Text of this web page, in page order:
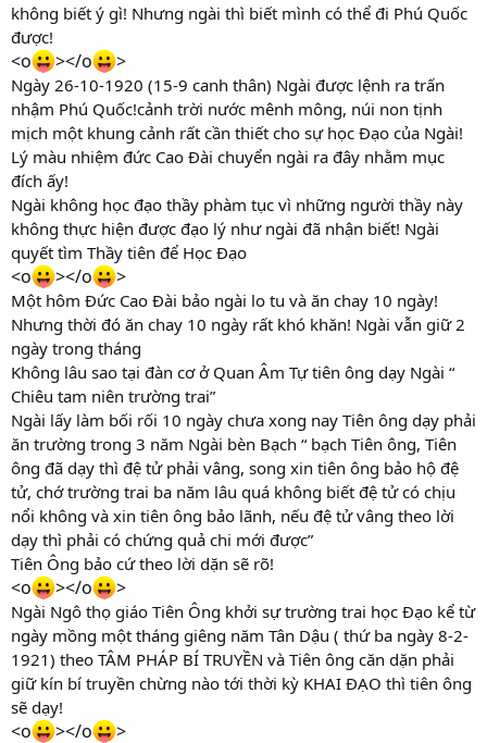
không biết ý gì! Nhưng ngài thì biết mình có thể đi Phú Quốc
được!
<o ></o >
Ngày 26-10-1920 (15-9 canh thân) Ngài được lệnh ra trấn
nhậm Phú Quốc!cảnh trời nước mênh mông, núi non tịnh
mịch một khung cảnh rất cần thiết cho sự học Đạo của Ngài!
Lý màu nhiệm đức Cao Đài chuyển ngài ra đây nhằm mục
đích ấy!
Ngài không học đạo thầy phàm tục vì những người thầy này
không thực hiện được đạo lý như ngài đã nhận biết! Ngài
quyết tìm Thầy tiên để Học Đạo
<o ></o >
Một hôm Đức Cao Đài bảo ngài lo tu và ăn chay 10 ngày!
Nhưng thời đó ăn chay 10 ngày rất khó khăn! Ngài vẫn giữ 2
ngày trong tháng
Không lâu sao tại đàn cơ ở Quan Âm Tự tiên ông dạy Ngài “
Chiêu tam niên trường trai”
Ngài lấy làm bối rối 10 ngày chưa xong nay Tiên ông dạy phải
ăn trường trong 3 năm Ngài bèn Bạch “ bạch Tiên ông, Tiên
ông đã dạy thì đệ tử phải vâng, song xin tiên ông bảo hộ đệ
tử, chớ trường trai ba năm lâu quá không biết đệ tử có chịu
nổi không và xin tiên ông bảo lãnh, nếu đệ tử vâng theo lời
dạy thì phải có chứng quả chi mới được”
Tiên Ông bảo cứ theo lời dặn sẽ rõ!
<o ></o >
Ngài Ngô thọ giáo Tiên Ông khởi sự trường trai học Đạo kể từ
ngày mồng một tháng giêng năm Tân Dậu ( thứ ba ngày 8-2-
1921) theo TÂM PHÁP BÍ TRUYỀN và Tiên ông căn dặn phải
giữ kín bí truyền chừng nào tới thời kỳ KHAI ĐẠO thì tiên ông
sẽ dạy!
<o ></o >